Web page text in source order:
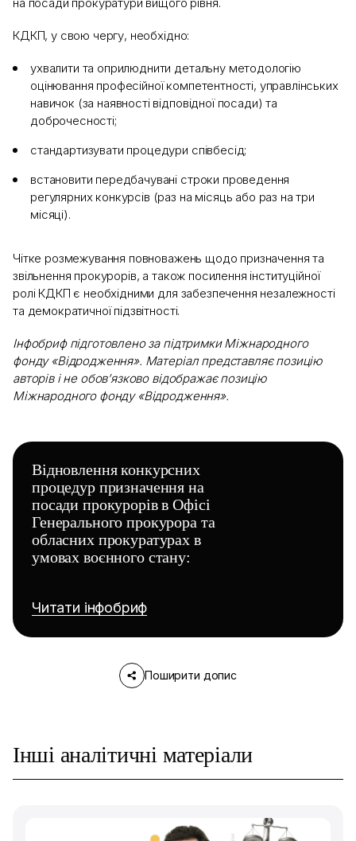
КДКП, у свою чергу, необхідно:
ухвалити та оприлюднити детальну методологію
оцінювання професійної компетентності, управлінських
навичок (за наявності відповідної посади) та
доброчесності;
стандартизувати процедури співбесід;
встановити передбачувані строки проведення
регулярних конкурсів (раз на місяць або раз на три
місяці).
Чітке розмежування повноважень щодо призначення та
звільнення прокурорів, а також посилення інституційної
ролі КДКП є необхідними для забезпечення незалежності
та демократичної підзвітності.
Інфобриф підготовлено за підтримки Міжнародного
фонду «Відродження». Матеріал представляє позицію
авторів і не обов’язково відображає позицію
Міжнародного фонду «Відродження».
Відновлення конкурсних
процедур призначення на
посади прокурорів в Офісі
Генерального прокурора та
обласних прокуратурах в
умовах воєнного стану:
Читати інфобриф
Поширити допис
Інші аналітичні матеріали